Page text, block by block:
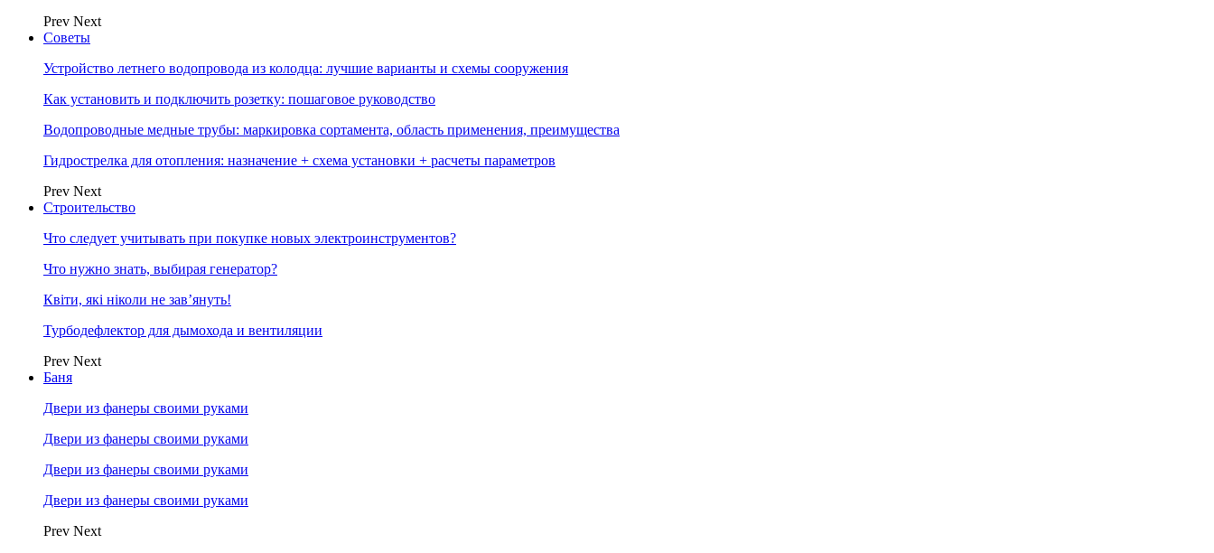
Prev Next
Советы
Устройство летнего водопровода из колодца: лучшие варианты и схемы сооружения
Как установить и подключить розетку: пошаговое руководство
Водопроводные медные трубы: маркировка сортамента, область применения, преимущества
Гидрострелка для отопления: назначение + схема установки + расчеты параметров
Prev Next
Строительство
Что следует учитывать при покупке новых электроинструментов?
Что нужно знать, выбирая генератор?
Квіти, які ніколи не зав’януть!
Турбодефлектор для дымохода и вентиляции
Prev Next
Баня
Двери из фанеры своими руками
Двери из фанеры своими руками
Двери из фанеры своими руками
Двери из фанеры своими руками
Prev Next